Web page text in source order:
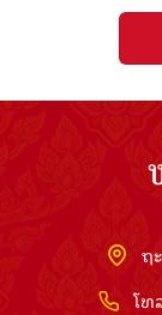
ຖ
ໂທ